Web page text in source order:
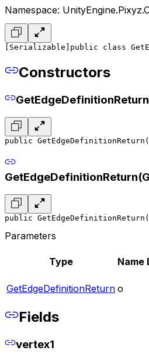
Namespace:
[Serializable] public class
Constructors
public
public
Parameters
Type Name
GetEdgeDefinitionReturn o
Fields
vertex1